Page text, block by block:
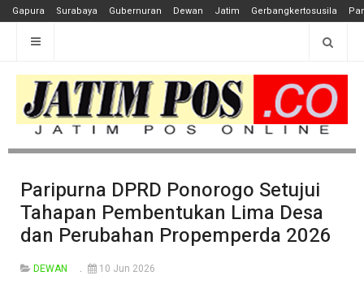
Gapura Surabaya Gubernuran Dewan Jatim Gerbangkertosusila
Paripurna DPRD Ponorogo Setujui
Tahapan Pembentukan Lima Desa
dan Perubahan Propemperda 2026
DEWAN 10 Jun 2026